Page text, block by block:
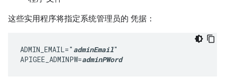
这些实用程序将指定系统管理员的 凭据：
ADMIN_EMAIL=" adminEmail"
APIGEE_ADMINPW=adminPWord